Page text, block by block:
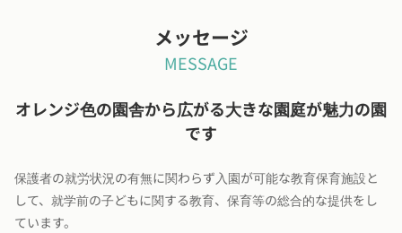
メッセージ
MESSAGE
オレンジ色の園舎から広がる大きな園庭が魅力の園
です
保護者の就労状況の有無に関わらず入園が可能な教育保育施設と
して、就学前の子どもに関する教育、保育等の総合的な提供をし
ています。